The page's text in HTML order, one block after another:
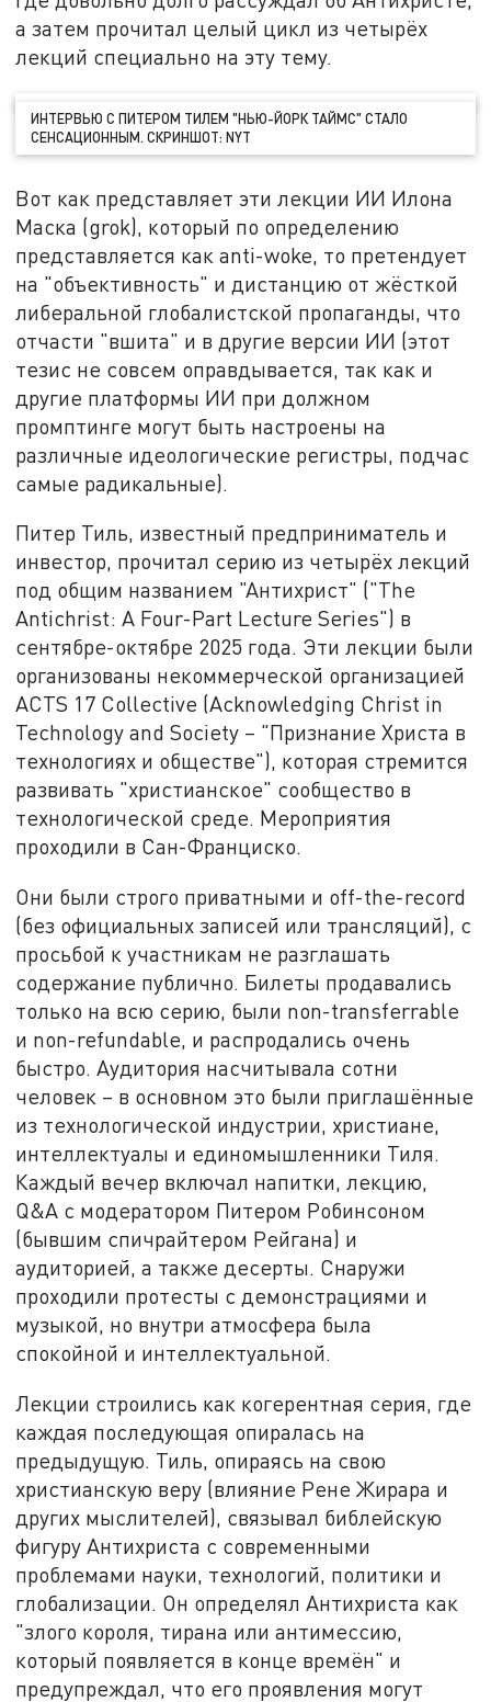
а затем прочитал целый цикл из четырёх
лекций специально на эту тему.
ИНТЕРВЬЮ С ПИТЕРОМ ТИЛЕМ "НЬЮ-ЙОРК ТАЙМС" СТАЛО
СЕНСАЦИОННЫМ. СКРИНШОТ: NYT
Вот как представляет эти лекции ИИ Илона
Маска (grok), который по определению
представляется как anti-woke, то претендует
на "объективность" и дистанцию от жёсткой
либеральной глобалистской пропаганды, что
отчасти "вшита" и в другие версии ИИ (этот
тезис не совсем оправдывается, так как и
другие платформы ИИ при должном
промптинге могут быть настроены на
различные идеологические регистры, подчас
самые радикальные).
Питер Тиль, известный предприниматель и
инвестор, прочитал серию из четырёх лекций
под общим названием "Антихрист" ("The
Antichrist: A Four-Part Lecture Series") в
сентябре-октябре 2025 года. Эти лекции были
организованы некоммерческой организацией
ACTS 17 Collective (Acknowledging Christ in
Technology and Society – "Признание Христа в
технологиях и обществе"), которая стремится
развивать "христианское" сообщество в
технологической среде. Мероприятия
проходили в Сан-Франциско.
Они были строго приватными и off-the-record
(без официальных записей или трансляций), с
просьбой к участникам не разглашать
содержание публично. Билеты продавались
только на всю серию, были non-transferrable
и non-refundable, и распродались очень
быстро. Аудитория насчитывала сотни
человек – в основном это были приглашённые
из технологической индустрии, христиане,
интеллектуалы и единомышленники Тиля.
Каждый вечер включал напитки, лекцию,
Q&A с модератором Питером Робинсоном
(бывшим спичрайтером Рейгана) и
аудиторией, а также десерты. Снаружи
проходили протесты с демонстрациями и
музыкой, но внутри атмосфера была
спокойной и интеллектуальной.
Лекции строились как когерентная серия, где
каждая последующая опиралась на
предыдущую. Тиль, опираясь на свою
христианскую веру (влияние Рене Жирара и
других мыслителей), связывал библейскую
фигуру Антихриста с современными
проблемами науки, технологий, политики и
глобализации. Он определял Антихриста как
"злого короля, тирана или антимессию,
который появляется в конце времён" и
предупреждал, что его проявления могут